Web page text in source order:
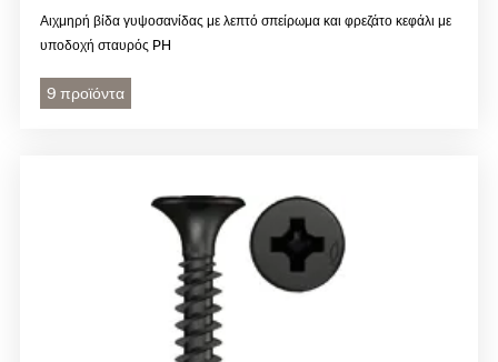
Αιχμηρή βίδα γυψοσανίδας με λεπτό σπείρωμα και φρεζάτο κεφάλι με
υποδοχή σταυρός PH
9 προϊόντα